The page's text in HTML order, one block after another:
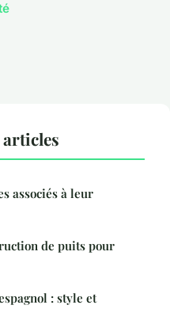
associés à leur
de puits pour
: style et